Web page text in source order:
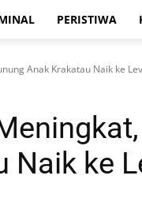
PERISTIWA
Anak Krakatau Naik ke
Naik ke